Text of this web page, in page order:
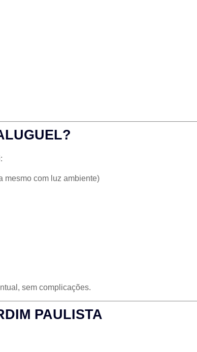
mesmo com luz ambiente)
sem complicações.
PAULISTA